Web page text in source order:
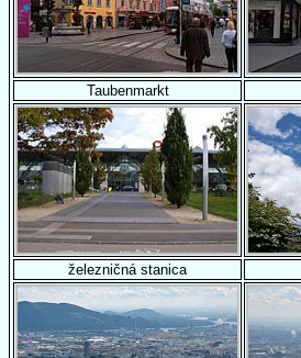
Taubenmarkt
železničná stanica